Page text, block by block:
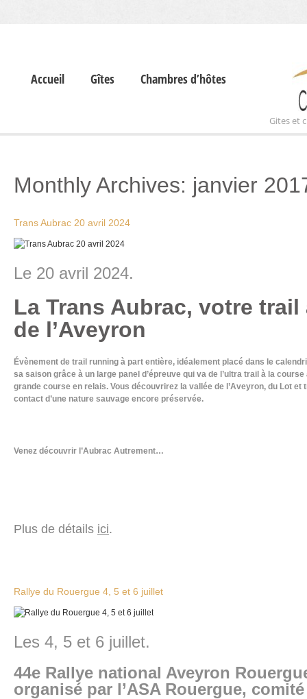
Gites et
Accueil Gîtes Chambres d’hôtes
Monthly Archives: janvier
Trans Aubrac 20 avril 2024
Le 20 avril 2024.
La Trans Aubrac, votre
de l’Aveyron
Évènement de trail running à part entière, idéalement placé dans le
sa saison grâce à un large panel d’épreuve qui va de l’ultra trail à la
grande course en relais. Vous découvrirez la vallée de l’Aveyron, du Lot et
contact d’une nature sauvage encore préservée.
Venez découvrir l’Aubrac Autrement…
Plus de détails ici.
Rallye du Rouergue 4, 5 et 6 juillet
Les 4, 5 et 6 juillet.
44e Rallye national Aveyron
organisé par l’ASA Rouergue,